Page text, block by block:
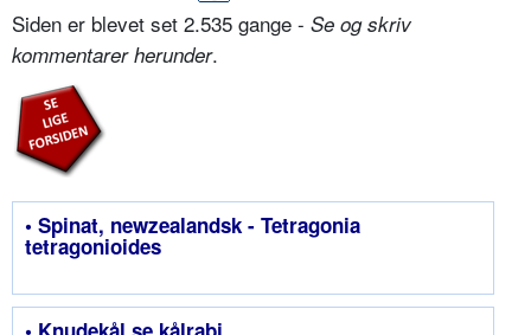
Siden er blevet set 2.535 gange - Se og skriv
kommentarer herunder.
• Spinat, newzealandsk - Tetragonia
tetragonioides